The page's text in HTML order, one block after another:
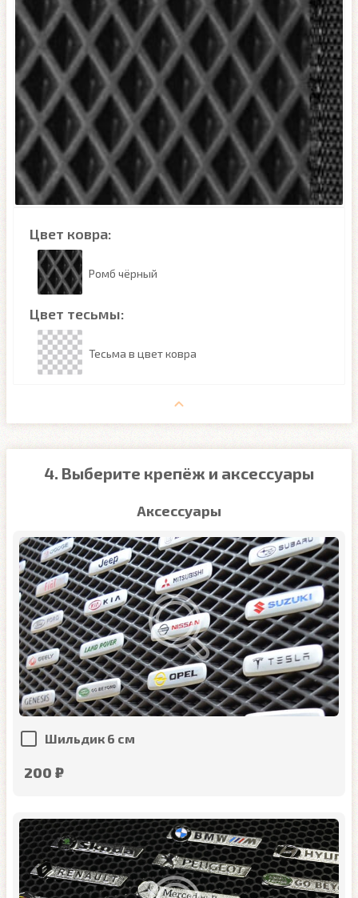
Цвет ковра:
Ромб чёрный
Цвет тесьмы:
Тесьма в цвет ковра
4. Выберите крепёж и аксессуары
Аксессуары
Шильдик 6 см
200 ₽